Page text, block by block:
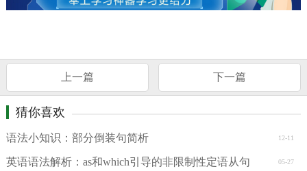
上一篇 下一篇
猜你喜欢
12-11
语法小知识：部分倒装句简析
05-27
英语语法解析：as和which引导的非限制性定语从句